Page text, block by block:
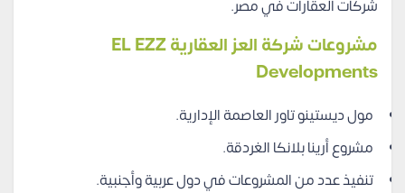
شركات العقارات في مصر.
مشروعات شركة العز العقارية EL EZZ
Developments
مول ديستينو تاور العاصمة الإدارية.
مشروع أرينا بلانكا الغردقة.
تنفيذ عدد من المشروعات في دول عربية وأجنبية.